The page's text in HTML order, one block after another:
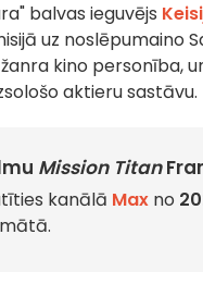
balvas ieguvējs
uz noslēpumaino
kino personība,
aktieru sastāvu.
Mission Titan
kanālā Max no